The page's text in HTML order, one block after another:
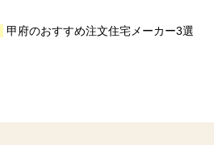
甲府のおすすめ注文住宅メーカー3選